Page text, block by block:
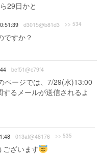
29日かと
d3015@b81d3 >> 534
ですか？
bef51@c79f4
ページでは、7/29(水)13:00
るメールが送信されるよ
013af@48176 >> 535
ございます